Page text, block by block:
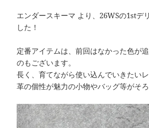
エンダースキーマ より、26WSの1stデ
した！
定番アイテムは、前回はなかった色が
のもございます。
長く、育てながら使い込んでいきたいレ
革の個性が魅力の小物やバッグ等がそろ